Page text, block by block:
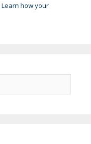
Learn how your